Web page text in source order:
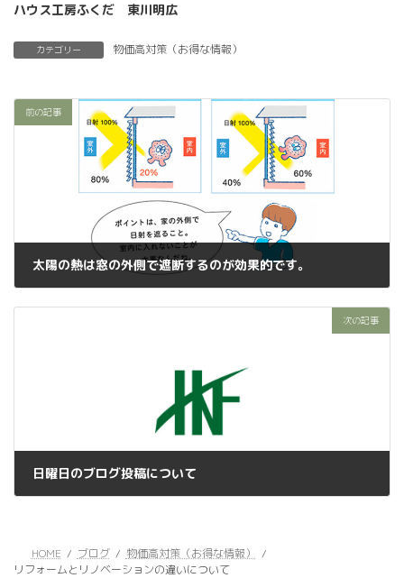
ハウス工房ふくだ 東川明広
カテゴリー 物価高対策（お得な情報）
前の記事
太陽の熱は窓の外側で遮断するのが効果的です。
次の記事
日曜日のブログ投稿について
HOME ブログ
物価高対策（お得な情報）
リフォームとリノベーションの違いについて